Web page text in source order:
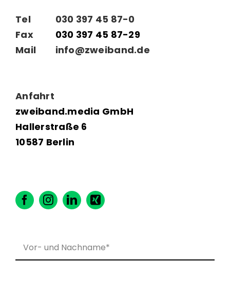
Tel
Fax
Mail
030 397 45 87-0
030 397 45 87-29
info@zweiband.de
Anfahrt
zweiband.media GmbH
Hallerstraße 6
10587 Berlin